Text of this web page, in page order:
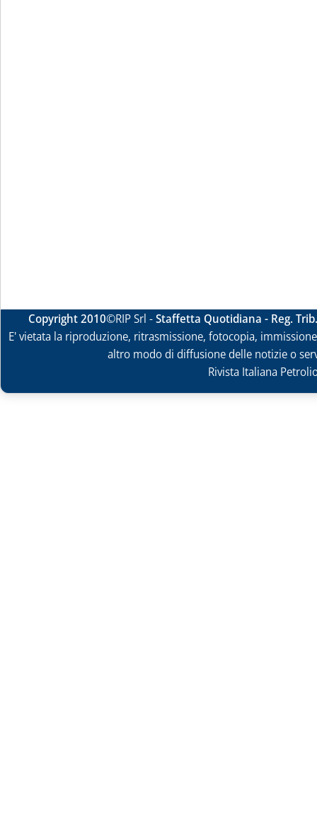
Copyright 2010©RIP Srl -Staffetta Quotidiana - Reg.
E' vietata la riproduzione, ritrasmissione, fotocopia,
altro modo di diffusione delle notizie o
Rivista Italiana